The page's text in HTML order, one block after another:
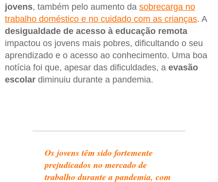
jovens, também pelo aumento da sobrecarga no
trabalho doméstico e no cuidado com as crianças. A
desigualdade de acesso à educação remota
impactou os jovens mais pobres, dificultando o seu
aprendizado e o acesso ao conhecimento. Uma boa
notícia foi que, apesar das dificuldades, a evasão
escolar diminuiu durante a pandemia.
Os jovens têm sido fortemente
prejudicados no mercado de
trabalho durante a pandemia, com